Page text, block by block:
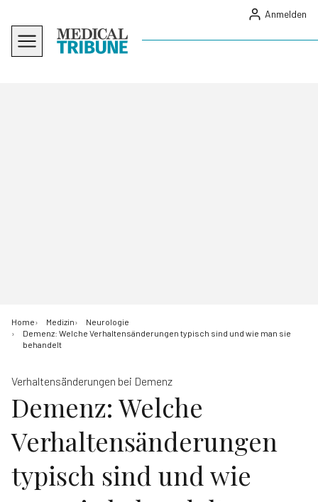
Anmelden
Home Medizin
Neurologie
Demenz: Welche Verhaltensänderungen typisch sind und wie man sie
behandelt
Verhaltensänderungen bei Demenz
Demenz: Welche
Verhaltensänderungen
typisch sind und wie